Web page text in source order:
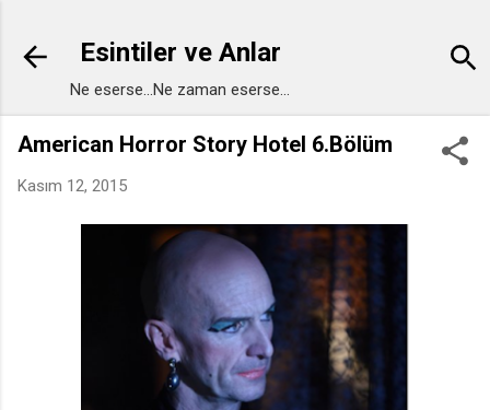
Esintiler ve Anlar
Ne eserse...Ne zaman eserse...
American Horror Story Hotel 6.Bölüm
Kasım 12, 2015